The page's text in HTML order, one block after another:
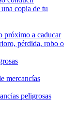
copia de tu
próximo a caducar
pérdida, robo o
mercancías
peligrosas